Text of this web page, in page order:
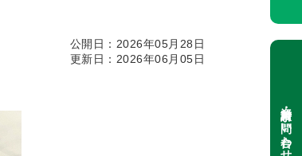
資料請求・お問い合わせ
公開日：2026年05月28日
更新日：2026年06月05日